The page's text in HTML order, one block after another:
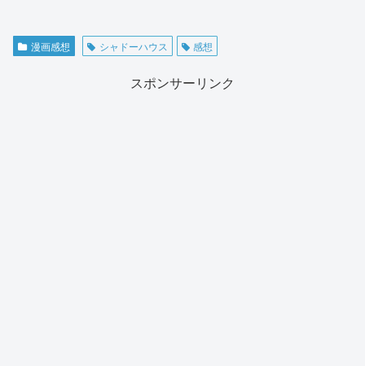
漫画感想 シャドーハウス 感想
スポンサーリンク